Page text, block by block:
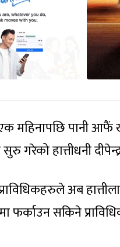
महिनापछि पानी आफैं
गरेको हात्तीधनी
अब
फर्काउन सकिने